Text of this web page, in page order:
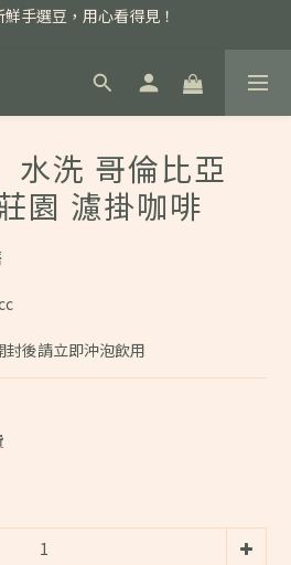
處理咖啡豆，任選超優惠！
手選豆，用心看得見！
元購物金，消費滿額再享免運費！
水洗 哥倫比亞
園 濾掛咖啡
封後請立即沖泡飲用